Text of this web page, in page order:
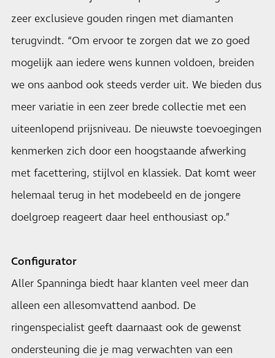
zeer exclusieve gouden ringen met diamanten
terugvindt. “Om ervoor te zorgen dat we zo goed
mogelijk aan iedere wens kunnen voldoen, breiden
we ons aanbod ook steeds verder uit. We bieden dus
meer variatie in een zeer brede collectie met een
uiteenlopend prijsniveau. De nieuwste toevoegingen
kenmerken zich door een hoogstaande afwerking
met facettering, stijlvol en klassiek. Dat komt weer
helemaal terug in het modebeeld en de jongere
doelgroep reageert daar heel enthousiast op.”
Configurator
Aller Spanninga biedt haar klanten veel meer dan
alleen een allesomvattend aanbod. De
ringenspecialist geeft daarnaast ook de gewenst
ondersteuning die je mag verwachten van een